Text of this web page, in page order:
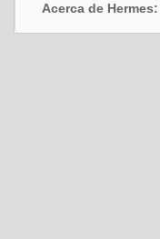
Acerca de Hermes: